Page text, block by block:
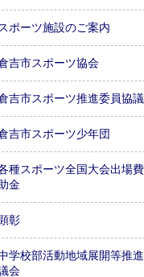
スポーツ施設のご案内
吉市スポーツ協会
吉市スポーツ推進委員協
吉市スポーツ少年団
種スポーツ全国大会出場
金
彰
学校部活動地域展開等推
会